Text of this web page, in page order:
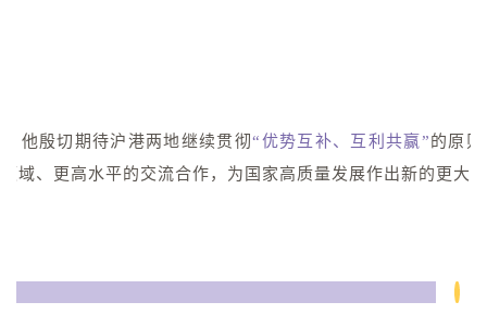
他殷切期待沪港两地继续贯彻“优势互补、互利共赢”的原
域、更高水平的交流合作，为国家高质量发展作出新的更大